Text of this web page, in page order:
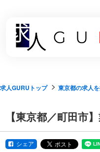
求人GURUトップ 東京都の求人
【東京都／町田市
シェア